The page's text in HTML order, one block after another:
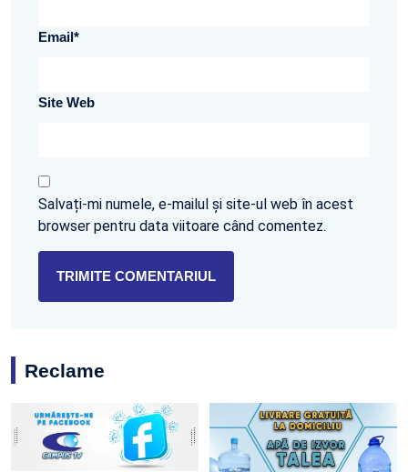
Email*
Site Web
Salvați-mi numele, e-mailul și site-ul web în acest
browser pentru data viitoare când comentez.
Reclame